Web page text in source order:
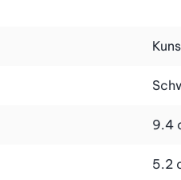
10 Teststreifen, USB-
9.4
5.2